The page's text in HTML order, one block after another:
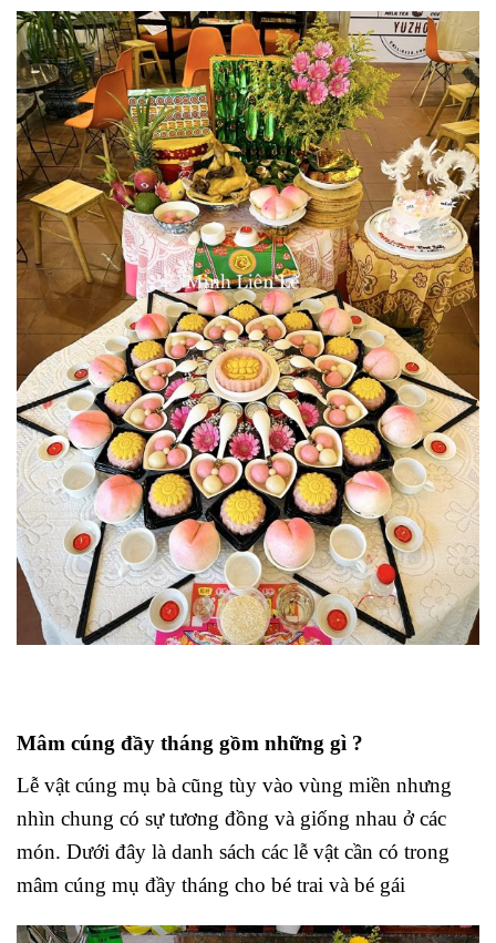
Mâm cúng đầy tháng gồm những gì ?
Lễ vật cúng mụ bà cũng tùy vào vùng miền nhưng
nhìn chung có sự tương đồng và giống nhau ở các
món. Dưới đây là danh sách các lễ vật cần có trong
mâm cúng mụ đầy tháng cho bé trai và bé gái